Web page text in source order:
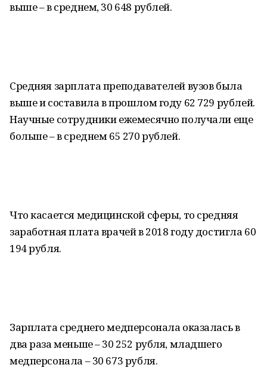
выше – в среднем, 30 648 рублей.
Средняя зарплата преподавателей вузов была
выше и составила в прошлом году 62 729 рублей.
Научные сотрудники ежемесячно получали еще
больше – в среднем 65 270 рублей.
Что касается медицинской сферы, то средняя
заработная плата врачей в 2018 году достигла 60
194 рубля.
Зарплата среднего медперсонала оказалась в
два раза меньше – 30 252 рубля, младшего
медперсонала – 30 673 рубля.